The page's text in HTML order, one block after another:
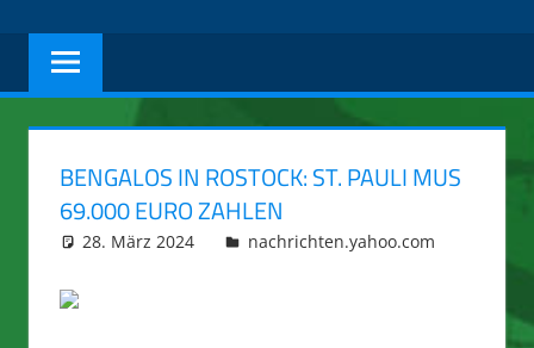
BENGALOS IN ROSTOCK: ST. PAULI MUS
69.000 EURO ZAHLEN
28. März 2024 integromat
nachrichten.yahoo.com